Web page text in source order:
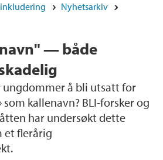
Nyhetsarkiv
— både
ungdommer å bli utsatt for
som kallenavn? BLI-forsker og
har undersøkt dette
et flerårig